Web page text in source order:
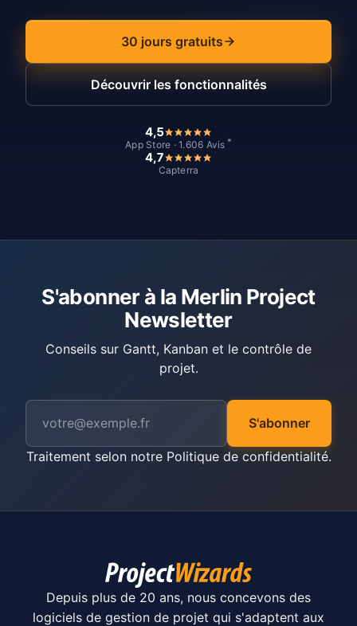
30 jours gratuits
Découvrir les fonctionnalités
4,5
App Store · 1.606 Avis *
4,7
Capterra
S'abonner à la Merlin Project
Newsletter
Conseils sur Gantt, Kanban et le contrôle de
projet.
S'abonner
Traitement selon notre Politique de confidentialité.
Depuis plus de 20 ans, nous concevons des
logiciels de gestion de projet qui s'adaptent aux